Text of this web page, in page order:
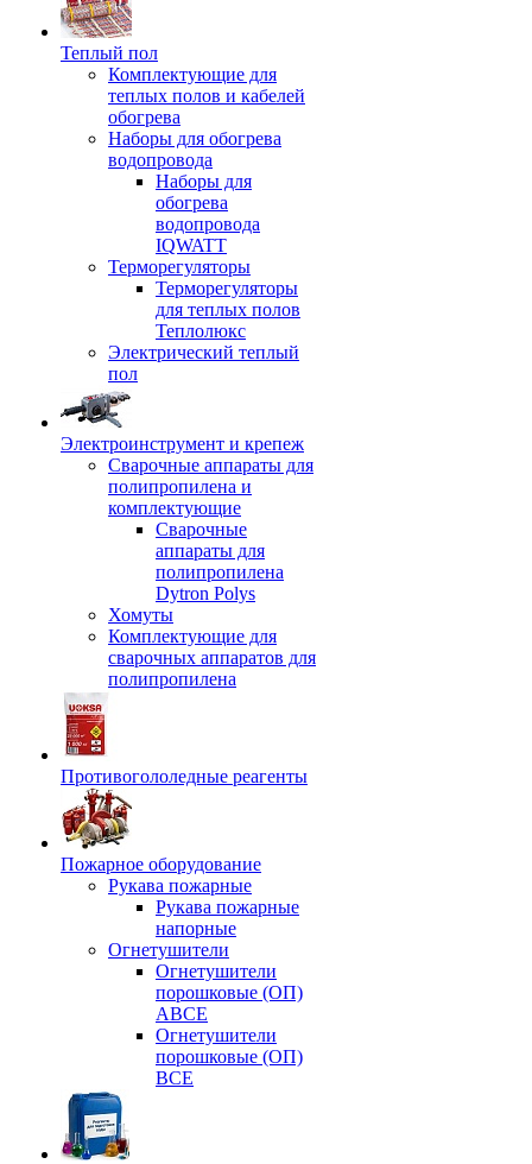
Теплый пол
Комплектующие для
теплых полов и кабелей
обогрева
Наборы для обогрева
водопровода
Наборы для
обогрева
водопровода
IQWATT
Терморегуляторы
Терморегуляторы
для теплых полов
Теплолюкс
Электрический теплый
пол
Электроинструмент и крепеж
Сварочные аппараты для
полипропилена и
комплектующие
Сварочные
аппараты для
полипропилена
Dytron Polys
Хомуты
Комплектующие для
сварочных аппаратов для
полипропилена
Противогололедные реагенты
Пожарное оборудование
Рукава пожарные
Рукава пожарные
напорные
Огнетушители
Огнетушители
порошковые (ОП)
АВСЕ
Огнетушители
порошковые (ОП)
ВСЕ